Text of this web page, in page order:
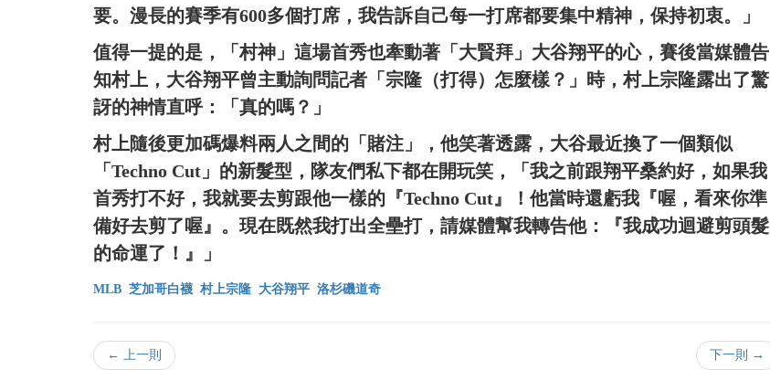
要。漫長的賽季有600多個打席，我告訴自己每一打席都要集中精神，保持初衷。」
值得一提的是，「村神」這場首秀也牽動著「大賢拜」大谷翔平的心，賽後當媒體告
知村上，大谷翔平曾主動詢問記者「宗隆（打得）怎麼樣？」時，村上宗隆露出了驚
訝的神情直呼：「真的嗎？」
村上隨後更加碼爆料兩人之間的「賭注」，他笑著透露，大谷最近換了一個類似
「Techno Cut」的新髮型，隊友們私下都在開玩笑，「我之前跟翔平桑約好，如果我
首秀打不好，我就要去剪跟他一樣的『Techno Cut』！他當時還虧我『喔，看來你準
備好去剪了喔』。現在既然我打出全壘打，請媒體幫我轉告他：『我成功迴避剪頭髮
的命運了！』」
MLB 芝加哥白襪 村上宗隆 大谷翔平 洛杉磯道奇
← 上一則 下一則 →